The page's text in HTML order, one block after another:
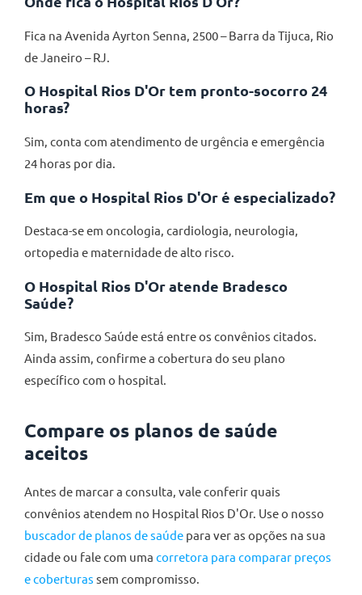
Fica na Avenida Ayrton Senna, 2500 – Barra da Tijuca, Rio
de Janeiro – RJ.
O Hospital Rios D'Or tem pronto-socorro 24
horas?
Sim, conta com atendimento de urgência e emergência
24 horas por dia.
Em que o Hospital Rios D'Or é especializado?
Destaca-se em oncologia, cardiologia, neurologia,
ortopedia e maternidade de alto risco.
O Hospital Rios D'Or atende Bradesco
Saúde?
Sim, Bradesco Saúde está entre os convênios citados.
Ainda assim, confirme a cobertura do seu plano
específico com o hospital.
Compare os planos de saúde
aceitos
Antes de marcar a consulta, vale conferir quais
convênios atendem no Hospital Rios D'Or. Use o nosso
buscador de planos de saúde para ver as opções na sua
cidade ou fale com uma corretora para comparar preços
e coberturas sem compromisso.